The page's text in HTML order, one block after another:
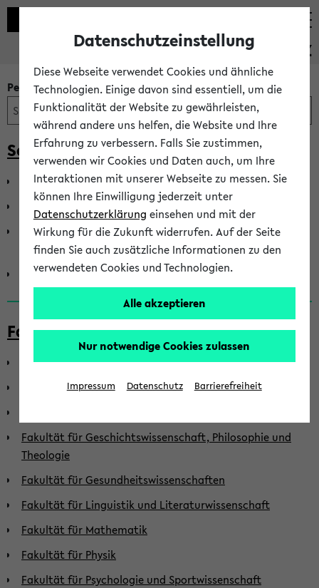
PEVZ
Personen- und Einrichtungssuche
Senat der Universität Bielefeld
Senat - Gruppe der Akademischen Mitarbeiter*innen
Senat - Gruppe der Hochschullehrer*innen
Senat - Gruppe der Mitarbeiter*innen in Technik und
Verwaltung
Senat - Gruppe der Studierenden
Fakultäten
Fakultät für Biologie
Fakultät für Chemie
Fakultät für Geschichtswissenschaft, Philosophie und
Theologie
Fakultät für Gesundheitswissenschaften
Fakultät für Linguistik und Literaturwissenschaft
Fakultät für Mathematik
Fakultät für Physik
Fakultät für Psychologie und Sportwissenschaft
Datenschutzeinstellung
Diese Webseite verwendet Cookies und ähnliche
Technologien. Einige davon sind essentiell, um die
Funktionalität der Website zu gewährleisten,
während andere uns helfen, die Website und Ihre
Erfahrung zu verbessern. Falls Sie zustimmen,
verwenden wir Cookies und Daten auch, um Ihre
Interaktionen mit unserer Webseite zu messen. Sie
können Ihre Einwilligung jederzeit unter
Datenschutzerklärung einsehen und mit der
Wirkung für die Zukunft widerrufen. Auf der Seite
finden Sie auch zusätzliche Informationen zu den
verwendeten Cookies und Technologien.
Alle akzeptieren
Nur notwendige Cookies zulassen
Impressum Datenschutz Barrierefreiheit